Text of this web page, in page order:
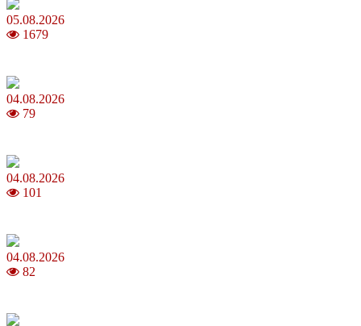
05.08.2026
1679
04.08.2026
79
04.08.2026
101
04.08.2026
82